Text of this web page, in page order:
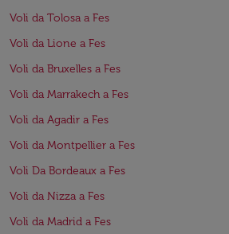
Voli da Tolosa a Fes
Voli da Lione a Fes
Voli da Bruxelles a Fes
Voli da Marrakech a Fes
Voli da Agadir a Fes
Voli da Montpellier a Fes
Voli Da Bordeaux a Fes
Voli da Nizza a Fes
Voli da Madrid a Fes